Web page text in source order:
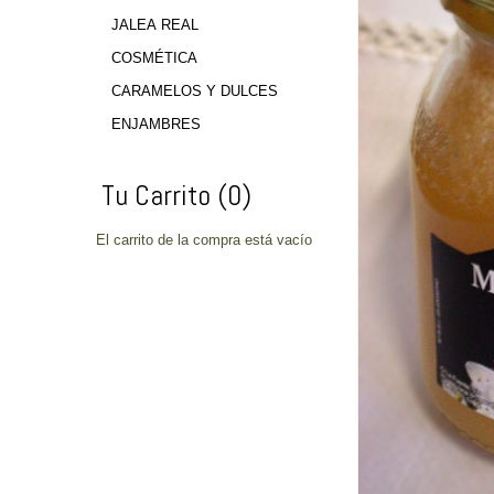
JALEA REAL
COSMÉTICA
CARAMELOS Y DULCES
ENJAMBRES
Tu Carrito (0)
El carrito de la compra está vacío